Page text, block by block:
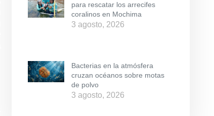
para rescatar los arrecifes
coralinos en Mochima
3 agosto, 2026
Bacterias en la atmósfera
cruzan océanos sobre motas
de polvo
3 agosto, 2026